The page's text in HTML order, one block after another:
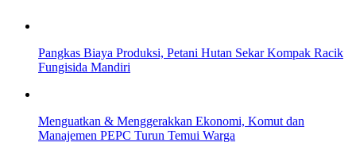
Pangkas Biaya Produksi, Petani Hutan Sekar Kompak Racik
Fungisida Mandiri
Menguatkan & Menggerakkan Ekonomi, Komut dan
Manajemen PEPC Turun Temui Warga